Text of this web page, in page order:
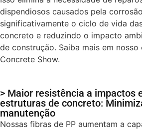
dispendiosos causados pela
significativamente o ciclo de vida
concreto e reduzindo o impacto
de construção. Saiba mais em nosso
Concrete Show.
> Maior resistência a impactos
estruturas de concreto:
manutenção
Nossas fibras de PP aumentam a